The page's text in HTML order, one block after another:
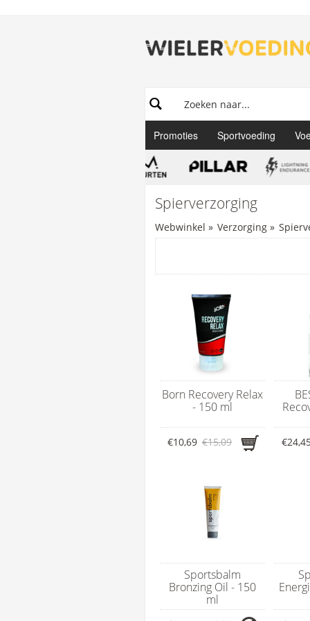
Promoties Sportvoeding
Spierverzorging
Webwinkel » Verzorging»
Born Recovery Relax
- 150 ml
€10,69 €15,09
Sportsbalm
Bronzing Oil - 150
ml